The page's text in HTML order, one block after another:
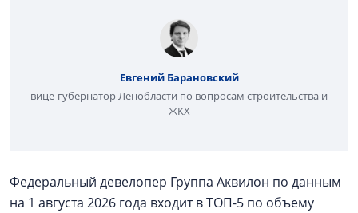
Евгений Барановский
вице-губернатор Ленобласти по вопросам строительства и
ЖКХ
Федеральный девелопер Группа Аквилон по данным
на 1 августа 2026 года входит в ТОП-5 по объему